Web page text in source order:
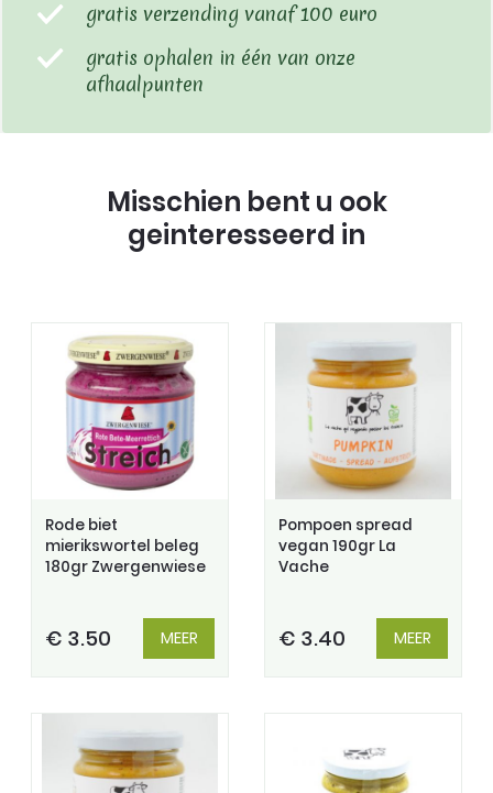
gratis verzending vanaf 100 euro
gratis ophalen in één van onze
afhaalpunten
Misschien bent u ook
geinteresseerd in
Rode biet
mierikswortel beleg
180gr Zwergenwiese
€ 3.50 MEER
Pompoen spread
vegan 190gr La
Vache
€ 3.40 MEER